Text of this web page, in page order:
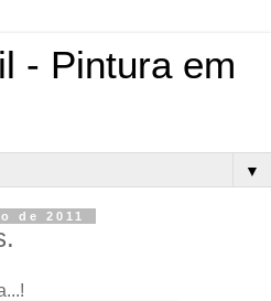
- Pintura em
▼
de 2011